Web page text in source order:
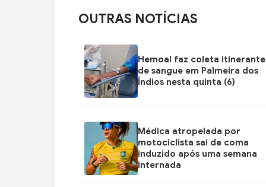
OUTRAS NOTÍCIAS
Hemoal faz coleta itinerante
de sangue em Palmeira dos
Índios nesta quinta (6)
Médica atropelada por
motociclista sai de coma
induzido após uma semana
internada